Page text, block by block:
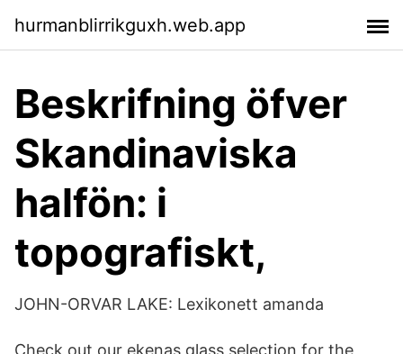
hurmanblirrikguxh.web.app
Beskrifning öfver
Skandinaviska
halfön: i
topografiskt,
JOHN-ORVAR LAKE: Lexikonett amanda
Check out our ekenas glass selection for the